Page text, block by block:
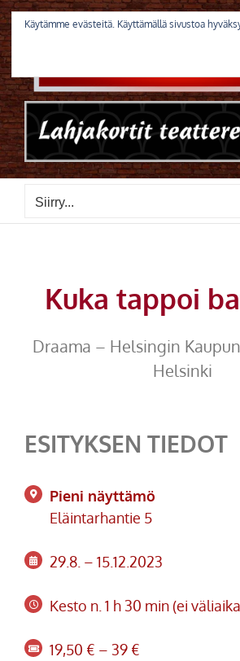
Skip
to
content
Siirry...
Kuka tappoi
Draama – Helsingin
Helsinki
ESITYKSEN TIEDOT
Pieni näyttämö
Eläintarhantie 5
29.8. – 15.12.2023
Kesto n. 1 h 30 min (ei
19,50 € – 39 €
Käytämme evästeitä. Käyttämällä sivustoa